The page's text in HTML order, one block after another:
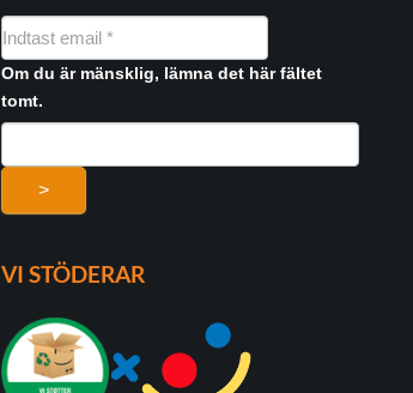
NYHEDSMAIL
FORMULAR
Om du är mänsklig, lämna det här fältet
tomt.
>
VI STÖDERAR